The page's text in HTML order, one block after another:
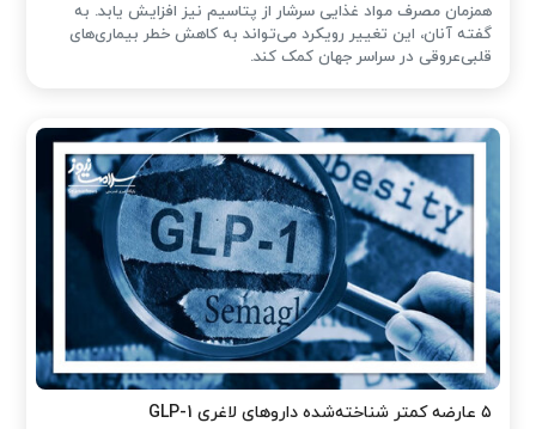
همزمان مصرف مواد غذایی سرشار از پتاسیم نیز افزایش یابد. به
گفته آنان، این تغییر رویکرد می‌تواند به کاهش خطر بیماری‌های
قلبی‌عروقی در سراسر جهان کمک کند.
۵ عارضه کمتر شناخته‌شده داروهای لاغری GLP-1